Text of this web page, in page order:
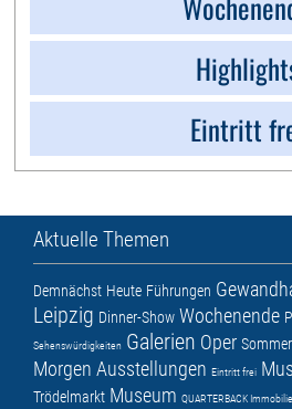
Eintritt
Aktuelle Themen
Demnächst Heute Führungen
Leipzig Dinner-Show Wochenende
Sehenswürdigkeiten Galerien Oper
Morgen Ausstellungen Eintritt frei
Trödelmarkt Museum QUARTERBACK